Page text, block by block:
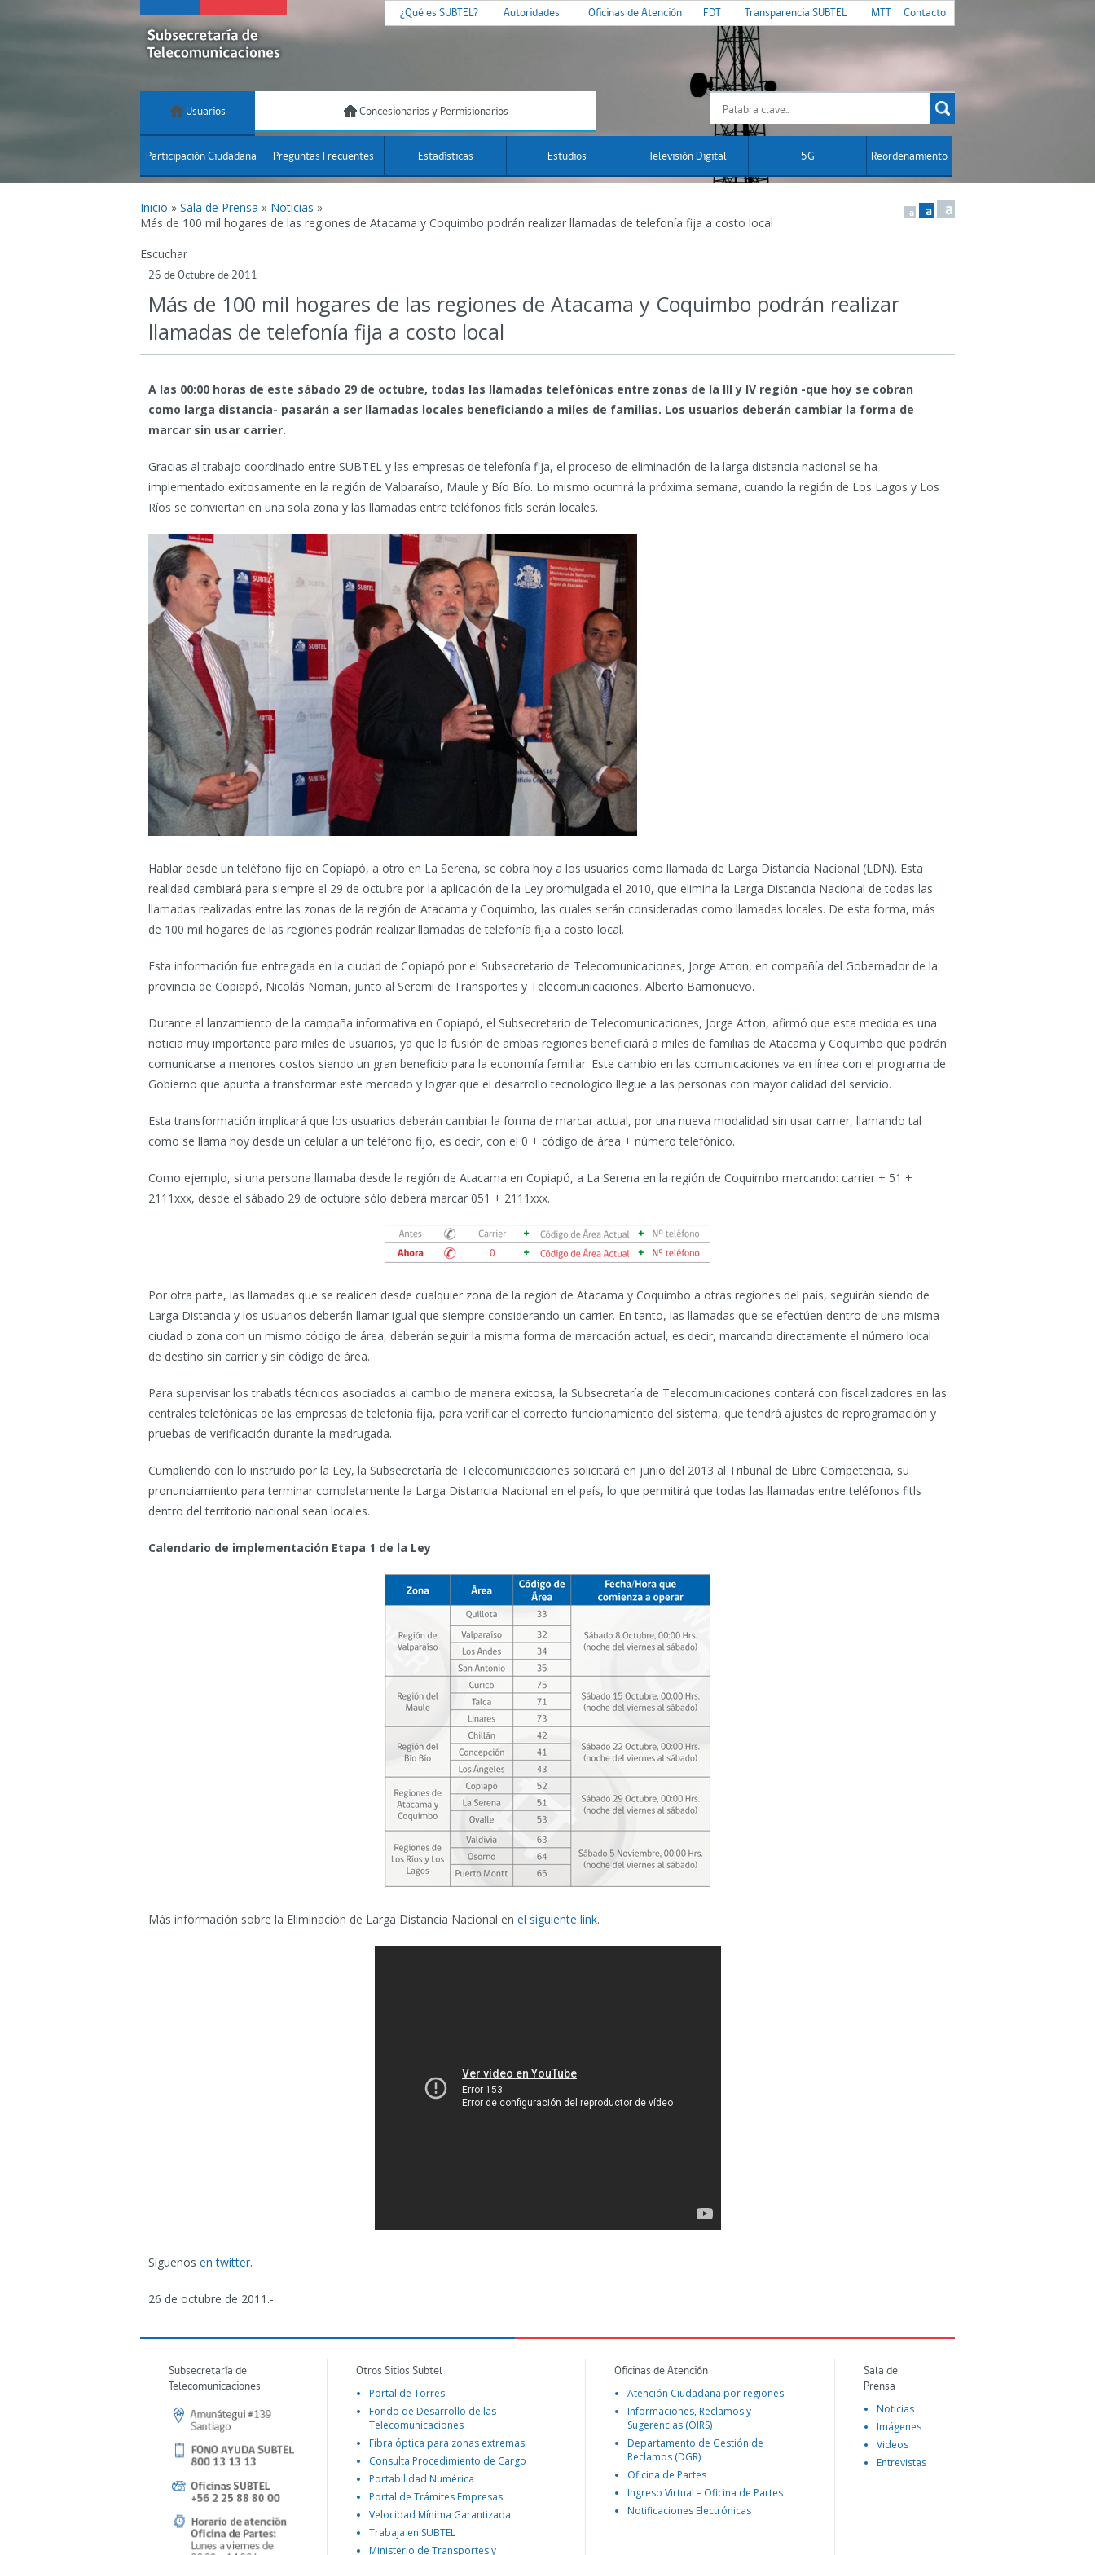
¿Qué es SUBTEL? Autoridades Oficinas de Atención FDT Transparencia SUBTEL MTT Contacto
Usuarios Concesionarios y Permisionarios
Participación Ciudadana Preguntas Frecuentes Estadísticas Estudios Televisión Digital 5G Reordenamiento
Inicio » Sala de Prensa » Noticias »
Más de 100 mil hogares de las regiones de Atacama y Coquimbo podrán realizar llamadas de telefonía fija a costo local
a a a
Escuchar
26 de Octubre de 2011
Más de 100 mil hogares de las regiones de Atacama y Coquimbo podrán realizar
llamadas de telefonía fija a costo local
A las 00:00 horas de este sábado 29 de octubre, todas las llamadas telefónicas entre zonas de la III y IV región -que hoy se cobran
como larga distancia- pasarán a ser llamadas locales beneficiando a miles de familias. Los usuarios deberán cambiar la forma de
marcar sin usar carrier.
Gracias al trabajo coordinado entre SUBTEL y las empresas de telefonía fija, el proceso de eliminación de la larga distancia nacional se ha
implementado exitosamente en la región de Valparaíso, Maule y Bío Bío. Lo mismo ocurrirá la próxima semana, cuando la región de Los Lagos y Los
Ríos se conviertan en una sola zona y las llamadas entre teléfonos fitls serán locales.
Hablar desde un teléfono fijo en Copiapó, a otro en La Serena, se cobra hoy a los usuarios como llamada de Larga Distancia Nacional (LDN). Esta
realidad cambiará para siempre el 29 de octubre por la aplicación de la Ley promulgada el 2010, que elimina la Larga Distancia Nacional de todas las
llamadas realizadas entre las zonas de la región de Atacama y Coquimbo, las cuales serán consideradas como llamadas locales. De esta forma, más
de 100 mil hogares de las regiones podrán realizar llamadas de telefonía fija a costo local.
Esta información fue entregada en la ciudad de Copiapó por el Subsecretario de Telecomunicaciones, Jorge Atton, en compañía del Gobernador de la
provincia de Copiapó, Nicolás Noman, junto al Seremi de Transportes y Telecomunicaciones, Alberto Barrionuevo.
Durante el lanzamiento de la campaña informativa en Copiapó, el Subsecretario de Telecomunicaciones, Jorge Atton, afirmó que esta medida es una
noticia muy importante para miles de usuarios, ya que la fusión de ambas regiones beneficiará a miles de familias de Atacama y Coquimbo que podrán
comunicarse a menores costos siendo un gran beneficio para la economía familiar. Este cambio en las comunicaciones va en línea con el programa de
Gobierno que apunta a transformar este mercado y lograr que el desarrollo tecnológico llegue a las personas con mayor calidad del servicio.
Esta transformación implicará que los usuarios deberán cambiar la forma de marcar actual, por una nueva modalidad sin usar carrier, llamando tal
como se llama hoy desde un celular a un teléfono fijo, es decir, con el 0 + código de área + número telefónico.
Como ejemplo, si una persona llamaba desde la región de Atacama en Copiapó, a La Serena en la región de Coquimbo marcando: carrier + 51 +
2111xxx, desde el sábado 29 de octubre sólo deberá marcar 051 + 2111xxx.
Por otra parte, las llamadas que se realicen desde cualquier zona de la región de Atacama y Coquimbo a otras regiones del país, seguirán siendo de
Larga Distancia y los usuarios deberán llamar igual que siempre considerando un carrier. En tanto, las llamadas que se efectúen dentro de una misma
ciudad o zona con un mismo código de área, deberán seguir la misma forma de marcación actual, es decir, marcando directamente el número local
de destino sin carrier y sin código de área.
Para supervisar los trabatls técnicos asociados al cambio de manera exitosa, la Subsecretaría de Telecomunicaciones contará con fiscalizadores en las
centrales telefónicas de las empresas de telefonía fija, para verificar el correcto funcionamiento del sistema, que tendrá ajustes de reprogramación y
pruebas de verificación durante la madrugada.
Cumpliendo con lo instruido por la Ley, la Subsecretaría de Telecomunicaciones solicitará en junio del 2013 al Tribunal de Libre Competencia, su
pronunciamiento para terminar completamente la Larga Distancia Nacional en el país, lo que permitirá que todas las llamadas entre teléfonos fitls
dentro del territorio nacional sean locales.
Calendario de implementación Etapa 1 de la Ley
Más información sobre la Eliminación de Larga Distancia Nacional en el siguiente link.
Síguenos en twitter.
26 de octubre de 2011.-
Subsecretaría de
Telecomunicaciones
Otros Sitios Subtel
Portal de Torres
Fondo de Desarrollo de las
Telecomunicaciones
Fibra óptica para zonas extremas
Consulta Procedimiento de Cargo
Portabilidad Numérica
Portal de Trámites Empresas
Velocidad Mínima Garantizada
Trabaja en SUBTEL
Ministerio de Transportes y
Oficinas de Atención
Atención Ciudadana por regiones
Informaciones, Reclamos y
Sugerencias (OIRS)
Departamento de Gestión de
Reclamos (DGR)
Oficina de Partes
Ingreso Virtual – Oficina de Partes
Notificaciones Electrónicas
Sala de
Prensa
Noticias
Imágenes
Videos
Entrevistas